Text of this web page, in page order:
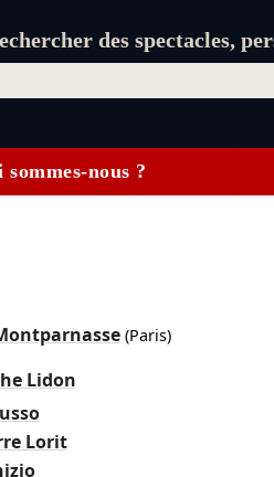
des spectacles,
sommes-nous ?
(Paris)
Lidon
Lorit